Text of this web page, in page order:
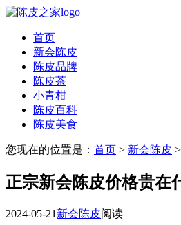
首页
新会陈皮
陈皮品牌
陈皮茶
小青柑
陈皮百科
陈皮美食
您现在的位置是： 首页 > 新会陈皮
正宗新会陈皮价格贵在
2024-05-21 新会陈皮阅读